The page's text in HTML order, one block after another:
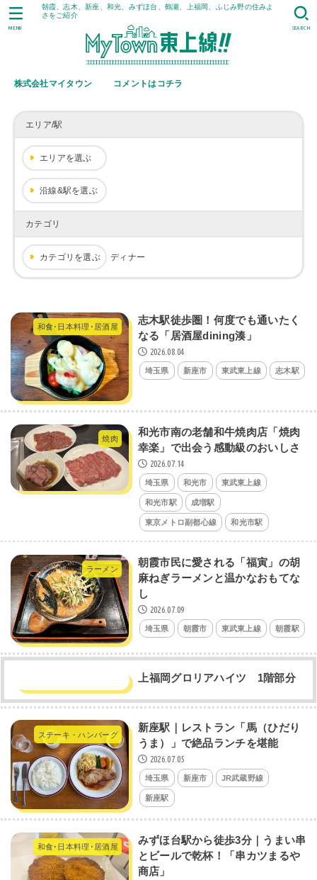
朝霞、志木、新座、和光、みずほ台、鶴瀬、上福岡、ふじみ野の住みよ
さをご紹介
株式会社マイタウン コメントはコチラ
SEARCH
MENU
エリア/駅
エリアを選ぶ
沿線&駅を選ぶ
カテゴリ
カテゴリを選ぶ ディナー
和食･日本料理･居酒屋
志木駅徒歩圏！何度でも通いたく
なる「居酒屋dining湊」
2026.08.04
埼玉県 新座市 東武東上線 志木駅
焼肉
和光市南の老舗和牛焼肉店「焼肉
幸楽」で出会う感動級のおいしさ
2026.07.14
埼玉県 和光市 東武東上線
和光市駅 成増駅
東京メトロ副都心線 和光市駅
ラーメン
朝霞市民に愛される「福寅」の胡
麻ねぎラーメンと温かなおもてな
し
2026.07.09
埼玉県 朝霞市 東武東上線 朝霞駅
上福岡グロリアハイツ 1階部分
ステーキ・ハンバーグ
新座駅｜レストラン「馬（ひだり
うま）」で絶品ランチを堪能
2026.07.05
埼玉県 新座市 JR武蔵野線
新座駅
和食･日本料理･居酒屋
みずほ台駅から徒歩3分｜うまい串
とビールで乾杯！「串カツまるや
商店」